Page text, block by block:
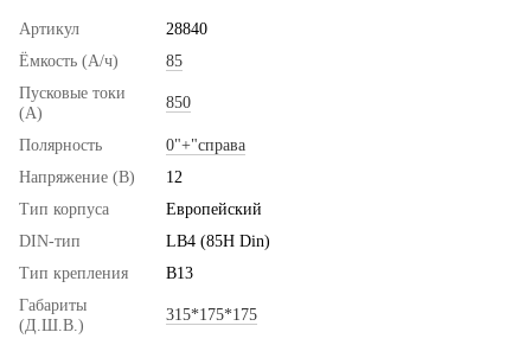
Артикул
28840
Ёмкость (А/ч)
85
Пусковые токи
(А)
850
Полярность
0"+"справа
Напряжение (В)
12
Тип корпуса
Европейский
DIN-тип
LB4 (85H Din)
Тип крепления
B13
Габариты
(Д.Ш.В.)
315*175*175